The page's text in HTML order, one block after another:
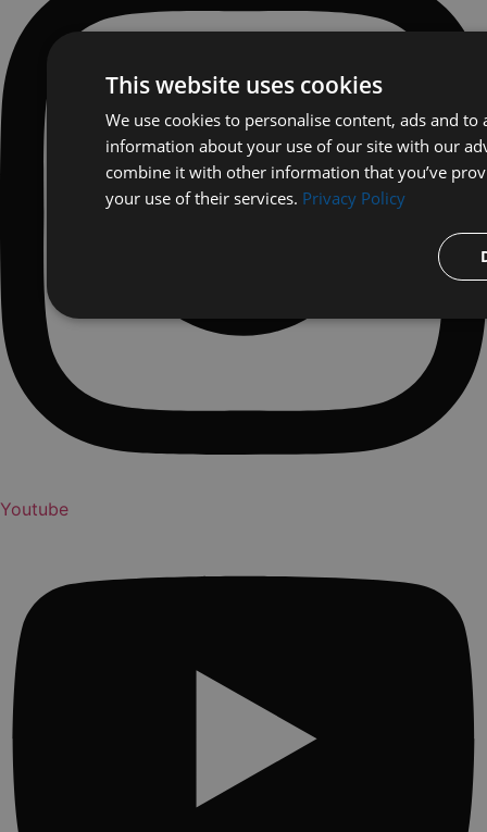
Youtube
This website uses cookies
We use cookies to personalise content, ads and
information about your use of our site with our
combine it with other information that you’ve
your use of their services. Privacy Policy